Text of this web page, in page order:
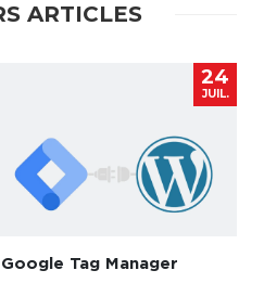
ARTICLES
24
JUIL.
Tag Manager